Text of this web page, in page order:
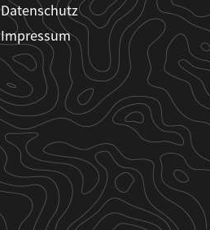
Datenschutz
Impressum